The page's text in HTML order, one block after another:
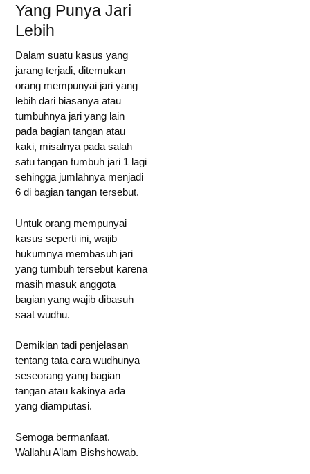
Yang Punya Jari
Lebih
Dalam suatu kasus yang
jarang terjadi, ditemukan
orang mempunyai jari yang
lebih dari biasanya atau
tumbuhnya jari yang lain
pada bagian tangan atau
kaki, misalnya pada salah
satu tangan tumbuh jari 1 lagi
sehingga jumlahnya menjadi
6 di bagian tangan tersebut.
Untuk orang mempunyai
kasus seperti ini, wajib
hukumnya membasuh jari
yang tumbuh tersebut karena
masih masuk anggota
bagian yang wajib dibasuh
saat wudhu.
Demikian tadi penjelasan
tentang tata cara wudhunya
seseorang yang bagian
tangan atau kakinya ada
yang diamputasi.
Semoga bermanfaat.
Wallahu A’lam Bishshowab.